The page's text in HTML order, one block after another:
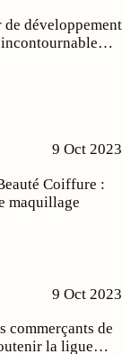
développement
incontournable…
9 Oct 2023
Coiffure :
maquillage
9 Oct 2023
commerçants de
la ligue…